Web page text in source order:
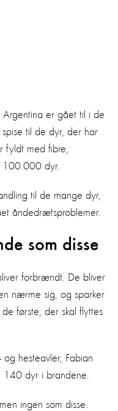
Argentina er gået til i de
til de dyr, der har
fyldt med fibre,
100.000 dyr.
til de mange dyr,
åndedrætsproblemer.
som disse
forbrændt. De bliver
nærme sig, og sparker
første, der skal flyttes
hesteavler, Fabian
140 dyr i brandene.
ingen som disse.